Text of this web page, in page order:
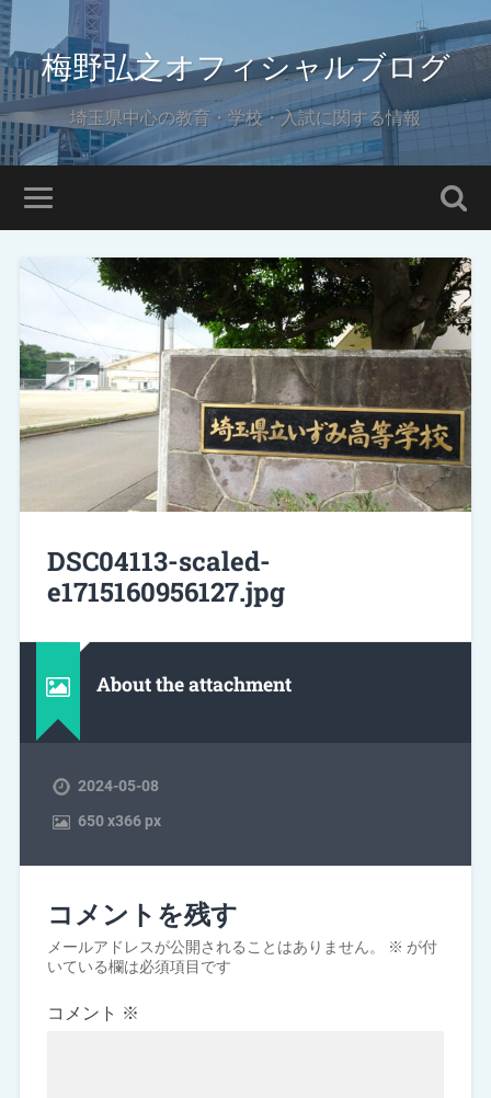
梅野弘之オフィシャルブログ
埼玉県中心の教育・学校・入試に関する情報
DSC04113-scaled-
e1715160956127.jpg
About the attachment
2024-05-08
650x366 px
コメントを残す
メールアドレスが公開されることはありません。 ※ が付
いている欄は必須項目です
コメント ※